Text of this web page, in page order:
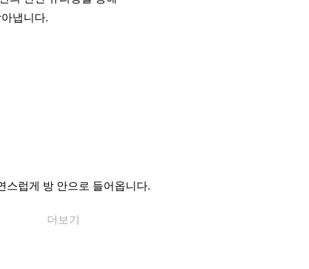
냅니다.
스럽게 방 안으로 들어옵니다.
더보기